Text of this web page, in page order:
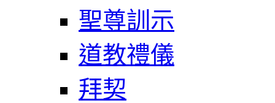
聖尊訓示
道教禮儀
拜契